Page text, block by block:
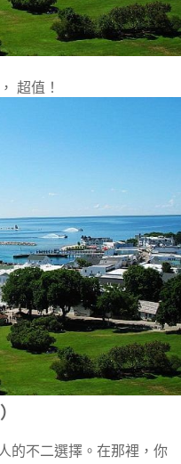
超值！
的不二選擇。在那裡，你